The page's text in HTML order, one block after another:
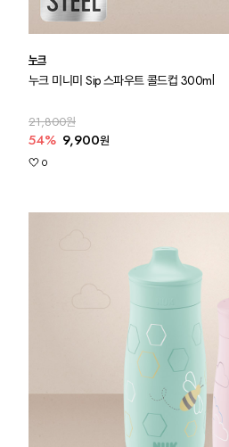
누크
누크 미니미 Sip 스파우트 콜드컵 300ml
21,800원
54% 9,900원
0